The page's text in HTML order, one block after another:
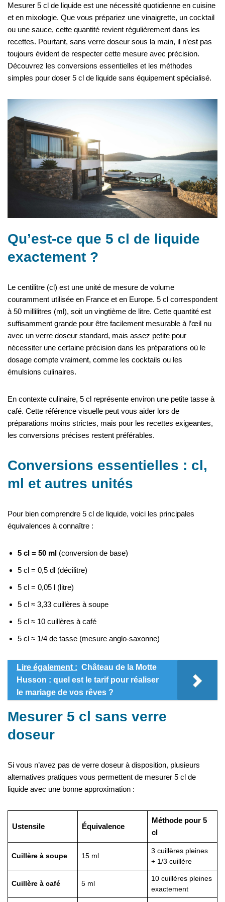
Mesurer 5 cl de liquide est une nécessité quotidienne en cuisine
et en mixologie. Que vous prépariez une vinaigrette, un cocktail
ou une sauce, cette quantité revient régulièrement dans les
recettes. Pourtant, sans verre doseur sous la main, il n’est pas
toujours évident de respecter cette mesure avec précision.
Découvrez les conversions essentielles et les méthodes
simples pour doser 5 cl de liquide sans équipement spécialisé.
Qu’est-ce que 5 cl de liquide
exactement ?
Le centilitre (cl) est une unité de mesure de volume
couramment utilisée en France et en Europe. 5 cl correspondent
à 50 millilitres (ml), soit un vingtième de litre. Cette quantité est
suffisamment grande pour être facilement mesurable à l’œil nu
avec un verre doseur standard, mais assez petite pour
nécessiter une certaine précision dans les préparations où le
dosage compte vraiment, comme les cocktails ou les
émulsions culinaires.
En contexte culinaire, 5 cl représente environ une petite tasse à
café. Cette référence visuelle peut vous aider lors de
préparations moins strictes, mais pour les recettes exigeantes,
les conversions précises restent préférables.
Conversions essentielles : cl,
ml et autres unités
Pour bien comprendre 5 cl de liquide, voici les principales
équivalences à connaître :
5 cl = 50 ml (conversion de base)
5 cl = 0,5 dl (décilitre)
5 cl = 0,05 l (litre)
5 cl ≈ 3,33 cuillères à soupe
5 cl ≈ 10 cuillères à café
5 cl ≈ 1/4 de tasse (mesure anglo-saxonne)
Lire également : Château de la Motte
Husson : quel est le tarif pour réaliser
le mariage de vos rêves ?
Mesurer 5 cl sans verre
doseur
Si vous n’avez pas de verre doseur à disposition, plusieurs
alternatives pratiques vous permettent de mesurer 5 cl de
liquide avec une bonne approximation :
Ustensile Équivalence
Méthode pour 5
cl
Cuillère à soupe 15 ml
3 cuillères pleines
+ 1/3 cuillère
Cuillère à café 5 ml
10 cuillères pleines
exactement